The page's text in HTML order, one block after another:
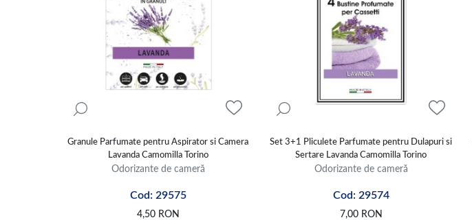
Granule Parfumate pentru Aspirator si Camera
Lavanda Camomilla Torino
Odorizante de cameră
Cod: 29575
4,50 RON
Set 3+1 Pliculete Parfumate pentru Dulapuri si
Sertare Lavanda Camomilla Torino
Odorizante de cameră
Cod: 29574
7,00 RON